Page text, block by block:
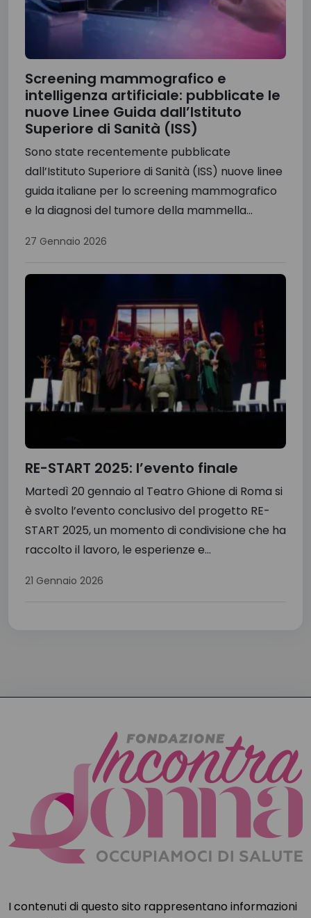
Screening mammografico e
intelligenza artificiale: pubblicate le
nuove Linee Guida dall’Istituto
Superiore di Sanità (ISS)
Sono state recentemente pubblicate
dall’Istituto Superiore di Sanità (ISS) nuove linee
guida italiane per lo screening mammografico
e la diagnosi del tumore della mammella...
27 Gennaio 2026
RE-START 2025: l’evento finale
Martedì 20 gennaio al Teatro Ghione di Roma si
è svolto l’evento conclusivo del progetto RE-
START 2025, un momento di condivisione che ha
raccolto il lavoro, le esperienze e...
21 Gennaio 2026
I contenuti di questo sito rappresentano informazioni